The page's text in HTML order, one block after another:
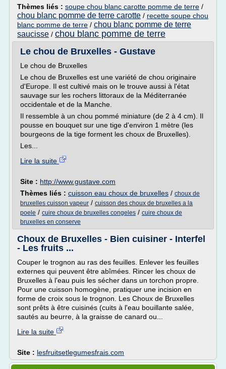
Thèmes liés : soupe chou blanc carotte pomme de terre /
chou blanc pomme de terre carotte / recette soupe chou
blanc pomme de terre / chou blanc pomme de terre
saucisse / chou blanc pomme de terre
Le chou de Bruxelles - Gustave
Le chou de Bruxelles
Le chou de Bruxelles est une variété de chou originaire
d'Europe. Il est cultivé mais on le trouve aussi à l'état
sauvage sur les rochers littoraux de la Méditerranée
occidentale et de la Manche.
Il ressemble à un chou pommé miniature (de 2 à 4 cm). Il
pousse en bouquet sur une tige d'environ 1 mètre (les
bourgeons de la tige forment les choux de Bruxelles).
Les...
Lire la suite
Site : http://www.gustave.com
Thèmes liés : cuisson eau choux de bruxelles / choux de
bruxelles cuisson vapeur / cuisson des choux de bruxelles a la
poele / cuire choux de bruxelles congeles / cuire choux de
bruxelles en conserve
Choux de Bruxelles - Bien cuisiner - Interfel
- Les fruits ...
Couper le trognon au ras des feuilles. Enlever les feuilles
externes qui peuvent être abîmées. Rincer les choux de
Bruxelles à l'eau puis les sécher dans un torchon propre.
Pour une cuisson homogène, pratiquer une incision en
forme de croix sous le trognon. Les Choux de Bruxelles
sont prêts à être cuisinés (cuits à l'eau bouillante salée,
sautés au beurre, à la graisse de canard ou...
Lire la suite
Site : lesfruitsetlegumesfrais.com